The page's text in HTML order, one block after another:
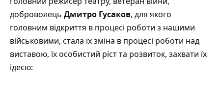
доброволець Дмитро Гусаков, для якого
головним відкриття в процесі роботи з нашими
військовими, стала їх зміна в процесі роботи над
виставою, їх особистий ріст та розвиток, захвати їх
ідеєю: